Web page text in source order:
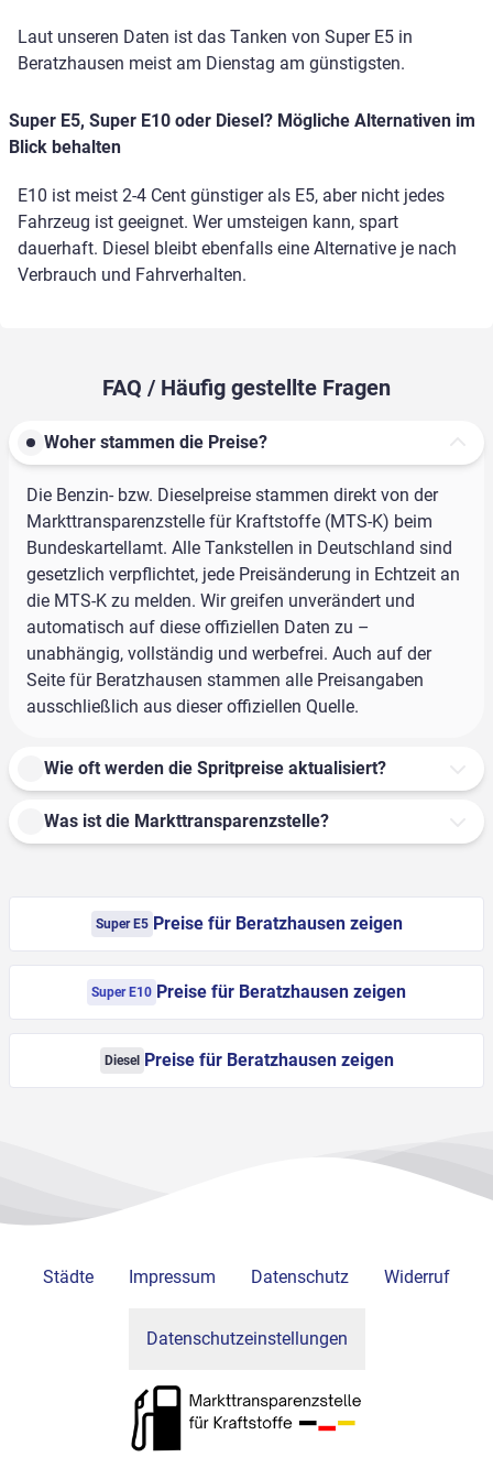
Laut unseren Daten ist das Tanken von Super E5 in
Beratzhausen meist am Dienstag am günstigsten.
Super E5, Super E10 oder Diesel? Mögliche Alternativen im
Blick behalten
E10 ist meist 2-4 Cent günstiger als E5, aber nicht jedes
Fahrzeug ist geeignet. Wer umsteigen kann, spart
dauerhaft. Diesel bleibt ebenfalls eine Alternative je nach
Verbrauch und Fahrverhalten.
FAQ / Häufig gestellte Fragen
Woher stammen die Preise?
Die Benzin- bzw. Dieselpreise stammen direkt von der
Markttransparenzstelle für Kraftstoffe (MTS-K) beim
Bundeskartellamt. Alle Tankstellen in Deutschland sind
gesetzlich verpflichtet, jede Preisänderung in Echtzeit an
die MTS-K zu melden. Wir greifen unverändert und
automatisch auf diese offiziellen Daten zu –
unabhängig, vollständig und werbefrei. Auch auf der
Seite für Beratzhausen stammen alle Preisangaben
ausschließlich aus dieser offiziellen Quelle.
Wie oft werden die Spritpreise aktualisiert?
Was ist die Markttransparenzstelle?
Super E5 Preise für Beratzhausen zeigen
Super E10 Preise für Beratzhausen zeigen
Diesel Preise für Beratzhausen zeigen
Städte Impressum Datenschutz Widerruf
Datenschutzeinstellungen